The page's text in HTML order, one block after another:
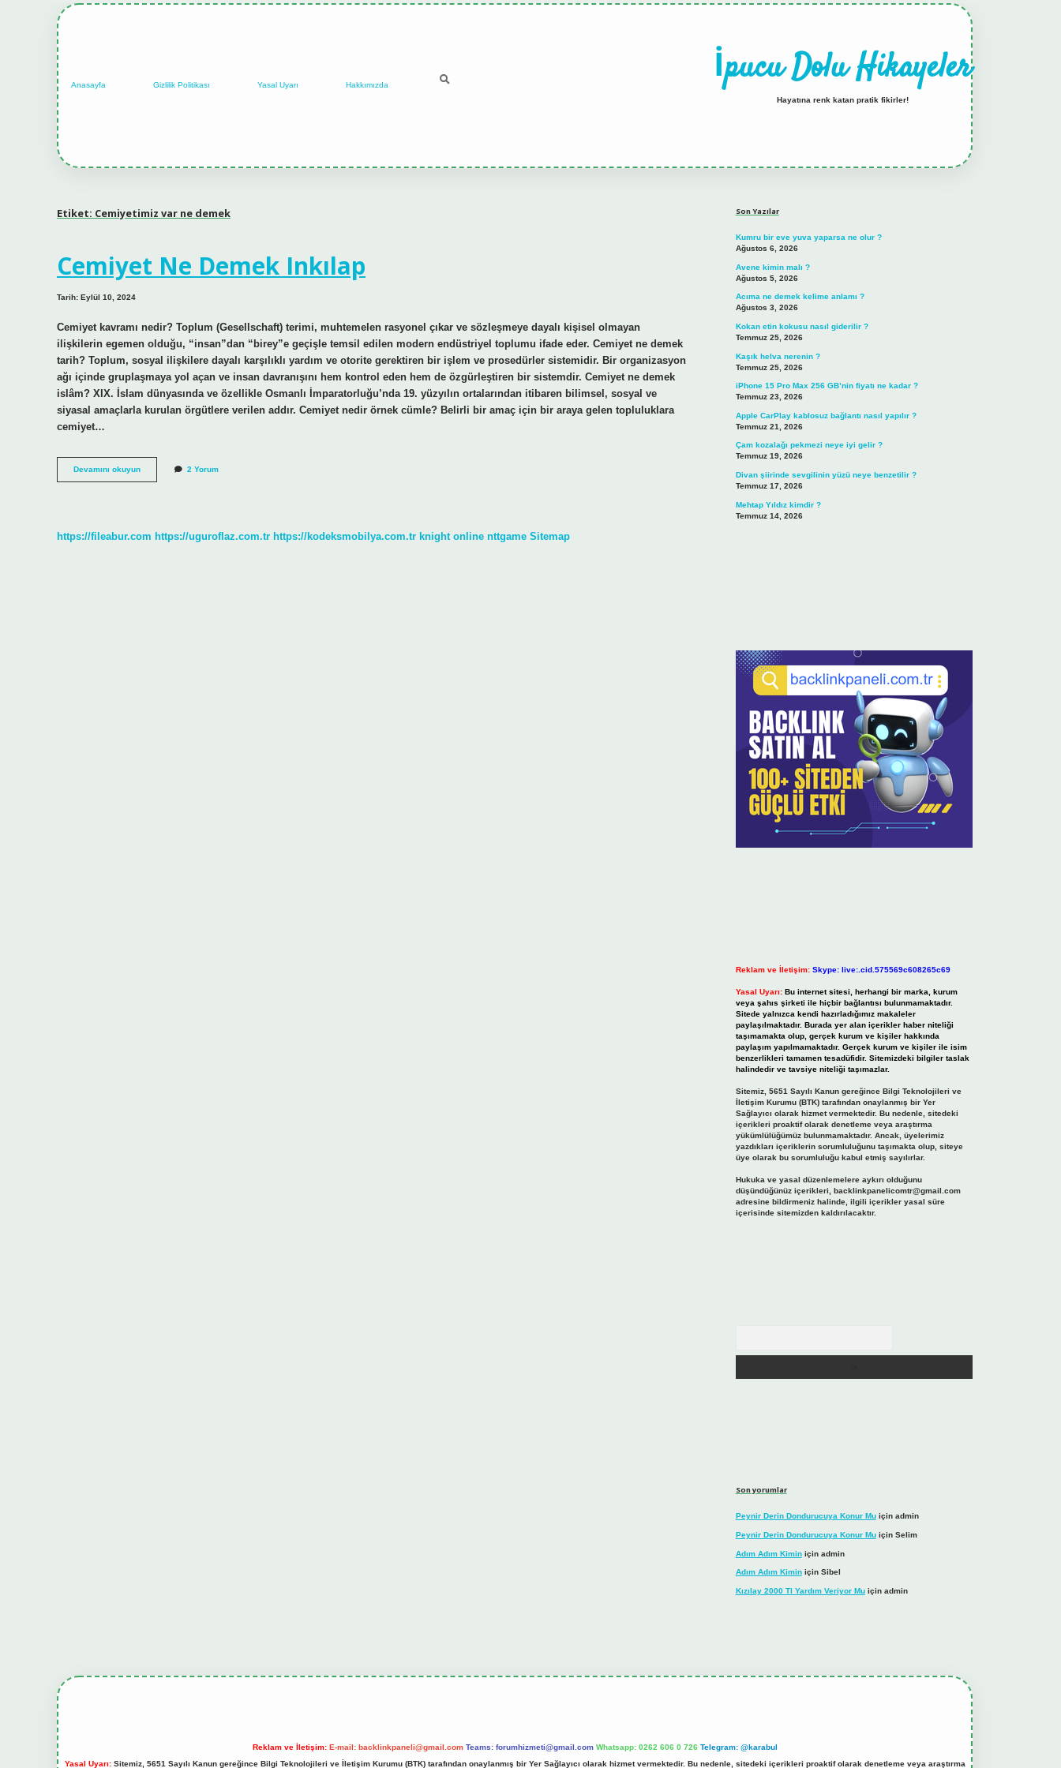
Anasayfa Gizlilik Politikası Yasal Uyarı Hakkımızda İpucu Dolu Hikayeler
Hayatına renk katan pratik fikirler!
Etiket: Cemiyetimiz var ne demek
Cemiyet Ne Demek Inkılap
Tarih: Eylül 10, 2024
Cemiyet kavramı nedir? Toplum (Gesellschaft) terimi, muhtemelen rasyonel çıkar ve sözleşmeye dayalı kişisel olmayan
ilişkilerin egemen olduğu, “insan”dan “birey”e geçişle temsil edilen modern endüstriyel toplumu ifade eder. Cemiyet ne demek
tarih? Toplum, sosyal ilişkilere dayalı karşılıklı yardım ve otorite gerektiren bir işlem ve prosedürler sistemidir. Bir organizasyon
ağı içinde gruplaşmaya yol açan ve insan davranışını hem kontrol eden hem de özgürleştiren bir sistemdir. Cemiyet ne demek
islâm? XIX. İslam dünyasında ve özellikle Osmanlı İmparatorluğu’nda 19. yüzyılın ortalarından itibaren bilimsel, sosyal ve
siyasal amaçlarla kurulan örgütlere verilen addır. Cemiyet nedir örnek cümle? Belirli bir amaç için bir araya gelen topluluklara
cemiyet…
Devamını okuyunCemiyet
Ne
2 Yorum
https://fileabur.com https://uguroflaz.com.tr https://kodeksmobilya.com.tr knight online nttgame Sitemap
Son Yazılar
Kumru bir eve yuva yaparsa ne olur ?
Ağustos 6, 2026
Avene kimin malı ?
Ağustos 5, 2026
Acıma ne demek kelime anlamı ?
Ağustos 3, 2026
Kokan etin kokusu nasıl giderilir ?
Temmuz 25, 2026
Kaşık helva nerenin ?
Temmuz 25, 2026
iPhone 15 Pro Max 256 GB’nin fiyatı ne kadar ?
Temmuz 23, 2026
Apple CarPlay kablosuz bağlantı nasıl yapılır ?
Temmuz 21, 2026
Çam kozalağı pekmezi neye iyi gelir ?
Temmuz 19, 2026
Divan şiirinde sevgilinin yüzü neye benzetilir ?
Temmuz 17, 2026
Mehtap Yıldız kimdir ?
Temmuz 14, 2026
Reklam ve İletişim: Skype: live:.cid.575569c608265c69
Yasal Uyarı: Bu internet sitesi, herhangi bir marka, kurum
veya şahıs şirketi ile hiçbir bağlantısı bulunmamaktadır.
Sitede yalnızca kendi hazırladığımız makaleler
paylaşılmaktadır. Burada yer alan içerikler haber niteliği
taşımamakta olup, gerçek kurum ve kişiler hakkında
paylaşım yapılmamaktadır. Gerçek kurum ve kişiler ile isim
benzerlikleri tamamen tesadüfidir. Sitemizdeki bilgiler taslak
halindedir ve tavsiye niteliği taşımazlar.
Sitemiz, 5651 Sayılı Kanun gereğince Bilgi Teknolojileri ve
İletişim Kurumu (BTK) tarafından onaylanmış bir Yer
Sağlayıcı olarak hizmet vermektedir. Bu nedenle, sitedeki
içerikleri proaktif olarak denetleme veya araştırma
yükümlülüğümüz bulunmamaktadır. Ancak, üyelerimiz
yazdıkları içeriklerin sorumluluğunu taşımakta olup, siteye
üye olarak bu sorumluluğu kabul etmiş sayılırlar.
Hukuka ve yasal düzenlemelere aykırı olduğunu
düşündüğünüz içerikleri, backlinkpanelicomtr@gmail.com
adresine bildirmeniz halinde, ilgili içerikler yasal süre
içerisinde sitemizden kaldırılacaktır.
Son yorumlar
Peynir Derin Dondurucuya Konur Muiçin admin
Peynir Derin Dondurucuya Konur Muiçin Selim
Adım Adım Kiminiçin admin
Adım Adım Kiminiçin Sibel
Kızılay 2000 Tl Yardım Veriyor Muiçin admin
Reklam ve İletişim: E-mail: backlinkpaneli@gmail.com Teams: forumhizmeti@gmail.com Whatsapp: 0262 606 0 726 Telegram: @karabul
Yasal Uyarı:Sitemiz, 5651 Sayılı Kanun gereğince Bilgi Teknolojileri ve İletişim Kurumu (BTK) tarafından onaylanmış bir Yer Sağlayıcı olarak hizmet vermektedir. Bu nedenle, sitedeki içerikleri proaktif olarak denetleme veya araştırma